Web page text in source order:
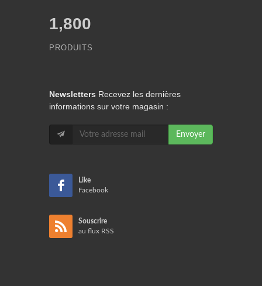
1,800
PRODUITS
Newsletters Recevez les dernières
informations sur votre magasin :
Envoyer
Like
Facebook
Souscrire
au flux RSS